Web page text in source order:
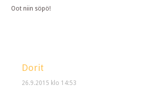
Oot niin söpö!
Dorit
26.9.2015 klo 14:53